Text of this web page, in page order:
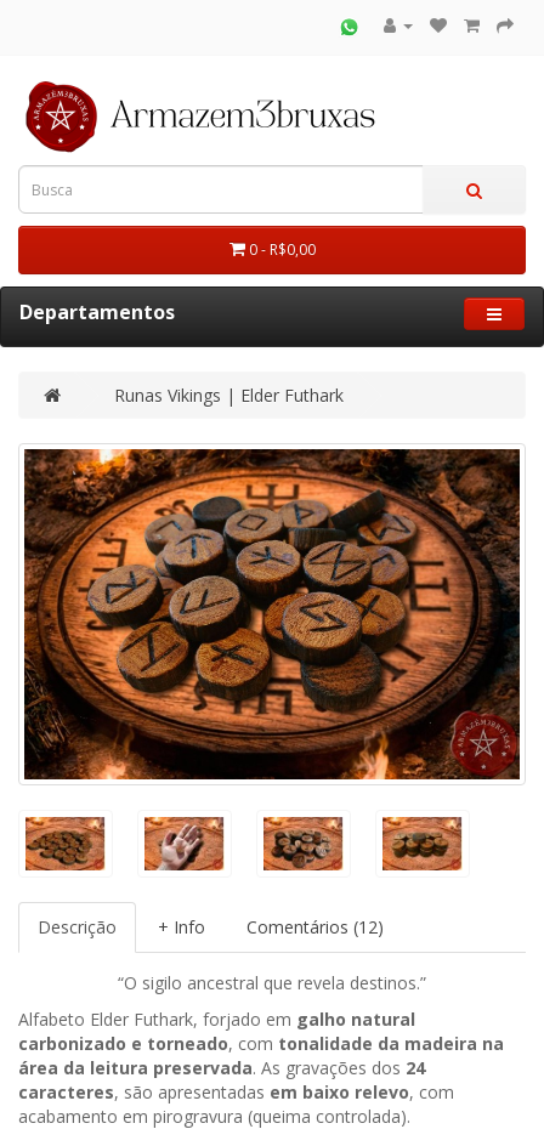
0 - R$0,00
Departamentos
Runas Vikings | Elder Futhark
Descrição + Info Comentários (12)
“O sigilo ancestral que revela destinos.”
Alfabeto Elder Futhark, forjado em galho natural
carbonizado e torneado, com tonalidade da madeira na
área da leitura preservada. As gravações dos 24
caracteres, são apresentadas em baixo relevo, com
acabamento em pirogravura (queima controlada).